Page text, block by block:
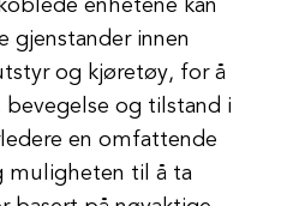
enhetene kan
gjenstander innen
og kjøretøy, for å
bevegelse og tilstand i
en omfattende
muligheten til å ta